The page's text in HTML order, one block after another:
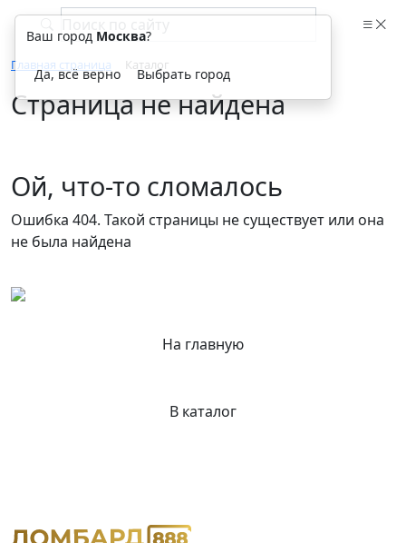
Главная страница Каталог
Страница не найдена
Ой, что-то сломалось
Ошибка 404. Такой страницы не существует или она
не была найдена
На главную
В каталог
Ваш город Москва?
Да, всё верно Выбрать город